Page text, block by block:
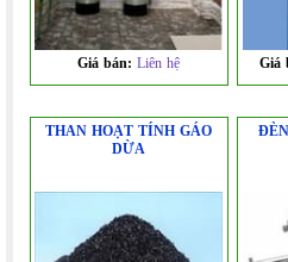
Giá bán:Liên hệ Giá
THAN HOẠT TÍNH GÁO
DỪA